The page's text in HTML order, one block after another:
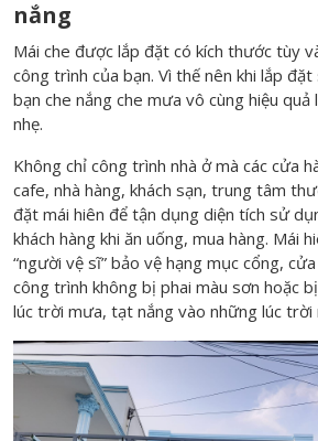
nắng
Mái che được lắp đặt có kích thước tùy
công trình của bạn. Vì thế nên khi lắp
bạn che nắng che mưa vô cùng hiệu quả
nhẹ.
Không chỉ công trình nhà ở mà các cửa
cafe, nhà hàng, khách sạn, trung tâm
đặt mái hiên để tận dụng diện tích sử
khách hàng khi ăn uống, mua hàng. Mái
“người vệ sĩ” bảo vệ hạng mục cổng,
công trình không bị phai màu sơn hoặc
lúc trời mưa, tạt nắng vào những lúc trời